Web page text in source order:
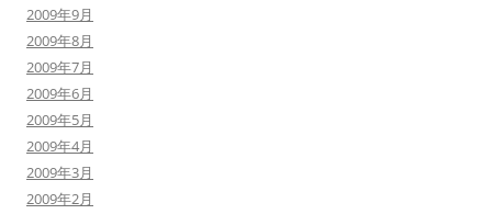
2009年9月
2009年8月
2009年7月
2009年6月
2009年5月
2009年4月
2009年3月
2009年2月